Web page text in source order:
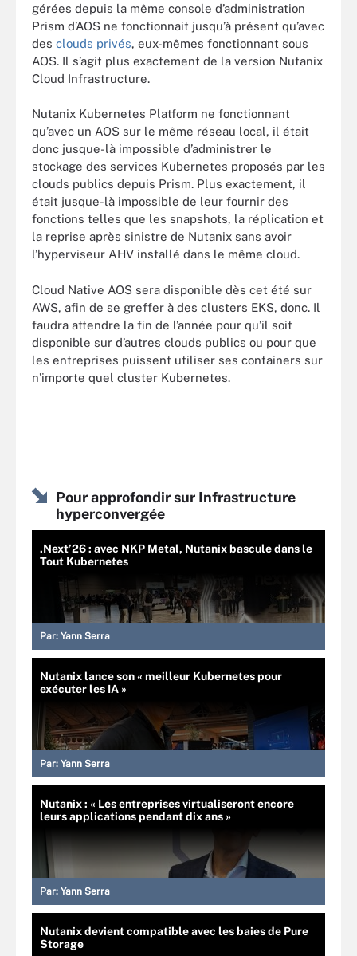
gérées depuis la même console d’administration
Prism d’AOS ne fonctionnait jusqu’à présent qu’avec
des clouds privés, eux-mêmes fonctionnant sous
AOS. Il s’agit plus exactement de la version Nutanix
Cloud Infrastructure.
Nutanix Kubernetes Platform ne fonctionnant
qu’avec un AOS sur le même réseau local, il était
donc jusque-là impossible d’administrer le
stockage des services Kubernetes proposés par les
clouds publics depuis Prism. Plus exactement, il
était jusque-là impossible de leur fournir des
fonctions telles que les snapshots, la réplication et
la reprise après sinistre de Nutanix sans avoir
l’hyperviseur AHV installé dans le même cloud.
Cloud Native AOS sera disponible dès cet été sur
AWS, afin de se greffer à des clusters EKS, donc. Il
faudra attendre la fin de l’année pour qu’il soit
disponible sur d’autres clouds publics ou pour que
les entreprises puissent utiliser ses containers sur
n’importe quel cluster Kubernetes.
Pour approfondir sur Infrastructure
hyperconvergée
.Next’26 : avec NKP Metal, Nutanix bascule dans le
Tout Kubernetes
Par: Yann Serra
Nutanix lance son « meilleur Kubernetes pour
exécuter les IA »
Par: Yann Serra
Nutanix : « Les entreprises virtualiseront encore
leurs applications pendant dix ans »
Par: Yann Serra
Nutanix devient compatible avec les baies de Pure
Storage